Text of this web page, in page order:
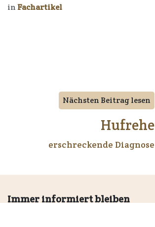
in Fachartikel
Nächsten Beitrag lesen
Hufrehe
erschreckende Diagnose
Immer informiert bleiben